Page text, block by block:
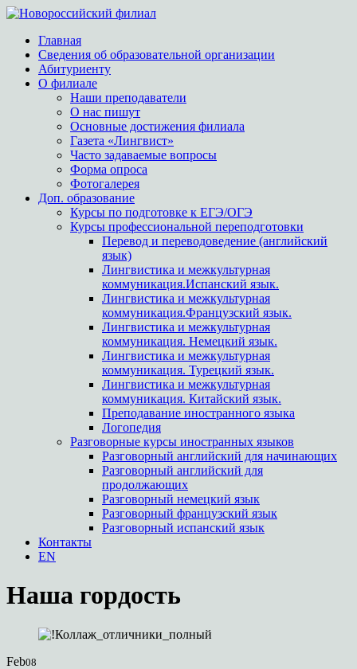
Главная
Сведения об образовательной организации
Абитуриенту
О филиале
Наши преподаватели
О нас пишут
Основные достижения филиала
Газета «Лингвист»
Часто задаваемые вопросы
Форма опроса
Фотогалерея
Доп. образование
Курсы по подготовке к ЕГЭ/ОГЭ
Курсы профессиональной переподготовки
Перевод и переводоведение (английский
язык)
Лингвистика и межкультурная
коммуникация.Испанский язык.
Лингвистика и межкультурная
коммуникация.Французский язык.
Лингвистика и межкультурная
коммуникация. Немецкий язык.
Лингвистика и межкультурная
коммуникация. Турецкий язык.
Лингвистика и межкультурная
коммуникация. Китайский язык.
Преподавание иностранного языка
Логопедия
Разговорные курсы иностранных языков
Разговорный английский для начинающих
Разговорный английский для
продолжающих
Разговорный немецкий язык
Разговорный французский язык
Разговорный испанский язык
Контакты
EN
Наша гордость
Feb08